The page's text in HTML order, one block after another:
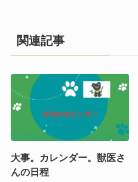
関連記事
大事。カレンダー。獣医さ
んの日程